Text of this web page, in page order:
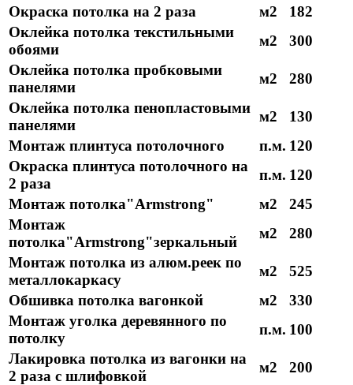
Окраска потолка на 2 раза
м2
182
Оклейка потолка текстильными
обоями
м2
300
Оклейка потолка пробковыми
панелями
м2
280
Оклейка потолка пенопластовыми
панелями
м2
130
Монтаж плинтуса потолочного
п.м. 120
Окраска плинтуса потолочного на
2 раза
п.м. 120
Монтаж потолка"Armstrong"
м2
245
Монтаж
потолка"Armstrong"зеркальный
м2
280
Монтаж потолка из алюм.реек по
металлокаркасу
м2
525
Обшивка потолка вагонкой
м2
330
Монтаж уголка деревянного по
потолку
п.м. 100
Лакировка потолка из вагонки на
2 раза с шлифовкой
м2
200